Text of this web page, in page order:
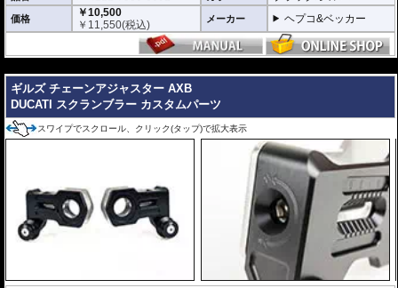
価格
￥10,500
￥ 11,550(税込) メーカー ヘプコ&ベッカー
ギルズ チェーンアジャスター AXB
DUCATI スクランブラー カスタムパーツ
スワイプでスクロール、クリック(タップ)で拡大表示